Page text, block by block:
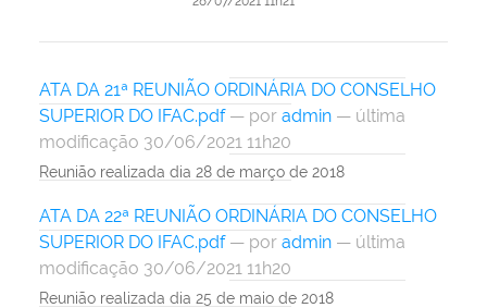
ATA DA 21ª REUNIÃO ORDINÁRIA DO CONSELHO
SUPERIOR DO IFAC.pdf — por admin — última
modificação 30/06/2021 11h20
Reunião realizada dia 28 de março de 2018
ATA DA 22ª REUNIÃO ORDINÁRIA DO CONSELHO
SUPERIOR DO IFAC.pdf — por admin — última
modificação 30/06/2021 11h20
Reunião realizada dia 25 de maio de 2018